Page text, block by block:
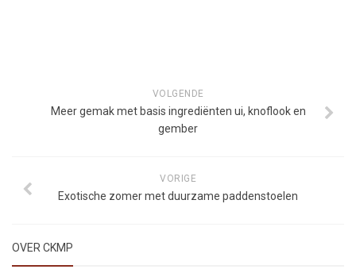
VOLGENDE
Meer gemak met basis ingrediënten ui, knoflook en
gember
VORIGE
Exotische zomer met duurzame paddenstoelen
OVER CKMP